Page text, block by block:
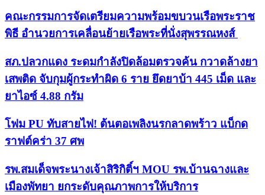
คณะกรรมการจัดเตรียมความพร้อมขบวนเรือพระราช
พิธี อำนวยการเคลื่อนย้ายเรือพระที่นั่งสุพรรณหงส์
สภ.ปลวกแดง ระดมกำลังปิดล้อมตรวจค้น กวาดล้างยา
เสพติด จับกุมผู้กระทำผิด 6 ราย ยึดยาบ้า 445 เม็ด และ
ยาไอซ์ 4.88 กรัม
โฟม PU ทับสายไฟ! ต้นตอเพลิงนรกลาดพร้าว แบ็กด
ราฟต์คร่า 37 ศพ
รพ.สมเด็จพระนางเจ้าสิริกิติ์ฯ MOU รพ.บ้านฉางและ
เมืองพัทยา ยกระดับคุณภาพการให้บริการ